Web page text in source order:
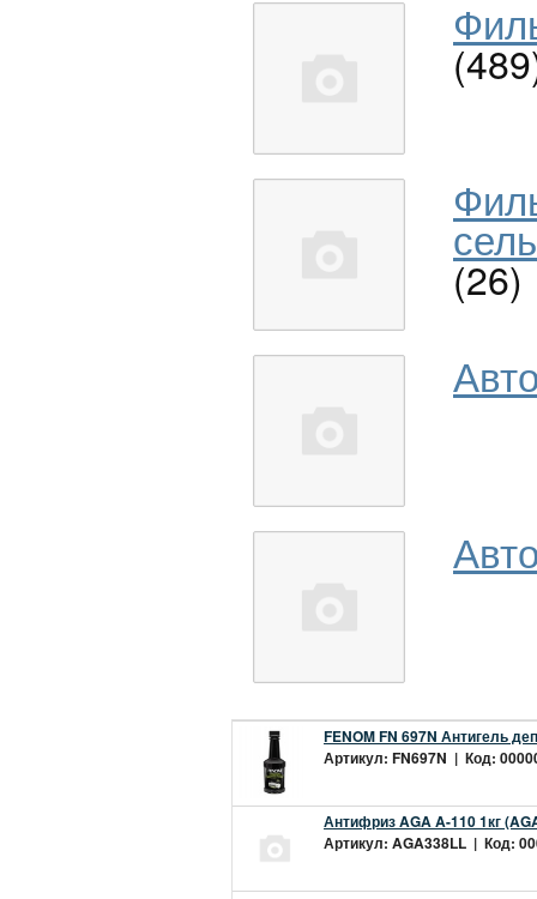
(26)
FENOM FN 697N Антигель
Артикул: FN697N | Код:
Антифриз AGA A-110 1кг
Артикул: AGA338LL | Код: